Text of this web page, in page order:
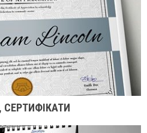
СЕРТИФІКАТИ